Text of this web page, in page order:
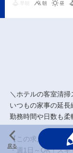
朝 昼
＼ホテルの客室清掃
いつもの家事の延長
勤務時間や日数も柔
【この求人の魅力】
・週1日～OK！ス
戻る